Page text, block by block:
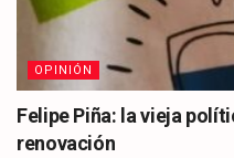
OPINIÓN
Felipe Piña: la vieja
renovación